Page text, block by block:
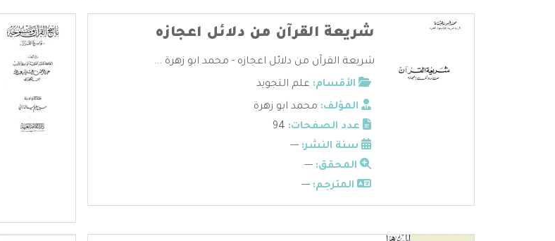
شريعة القرآن من دلائل اعجازه
شريعة القرآن من دلائل اعجازه - محمد ابو زهرة ...
الأقسام: علم التجويد
المؤلف: محمد ابو زهرة
عدد الصفحات:
سنة النشر: ---
المحقق: ---
المترجم: ---